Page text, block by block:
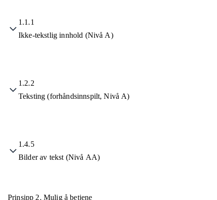
1.1.1
Ikke-tekstlig innhold (Nivå A)
1.2.2
Teksting (forhåndsinnspilt, Nivå A)
1.4.5
Bilder av tekst (Nivå AA)
Prinsipp 2. Mulig å betjene